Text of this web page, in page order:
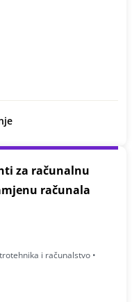
za računalnu
računala
i računalstvo •